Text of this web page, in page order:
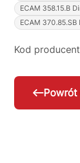
ECAM 358.15.B
ECAM 370.85.SB
Kod